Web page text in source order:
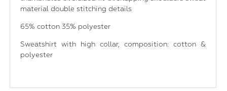
material double stitching details
65% cotton 35% polyester
Sweatshirt with high collar, composition: cotton &
polyester